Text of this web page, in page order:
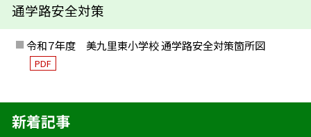
通学路安全対策
令和７年度 美九里東小学校 通学路安全対策箇所図
PDF
新着記事